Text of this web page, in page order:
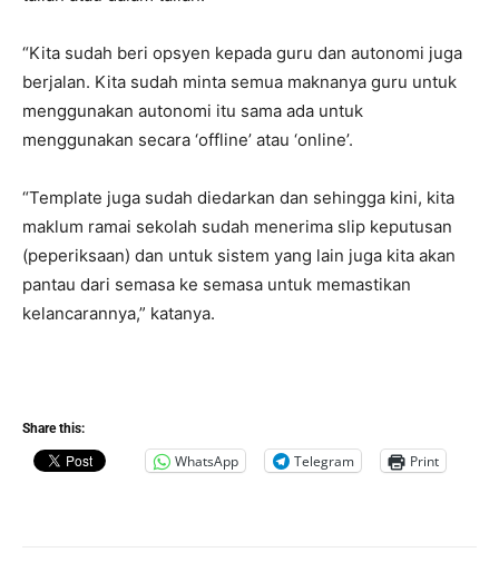
“Kita sudah beri opsyen kepada guru dan autonomi juga
berjalan. Kita sudah minta semua maknanya guru untuk
menggunakan autonomi itu sama ada untuk
menggunakan secara ‘offline’ atau ‘online’.
“Template juga sudah diedarkan dan sehingga kini, kita
maklum ramai sekolah sudah menerima slip keputusan
(peperiksaan) dan untuk sistem yang lain juga kita akan
pantau dari semasa ke semasa untuk memastikan
kelancarannya,” katanya.
Share this:
WhatsApp Telegram Print